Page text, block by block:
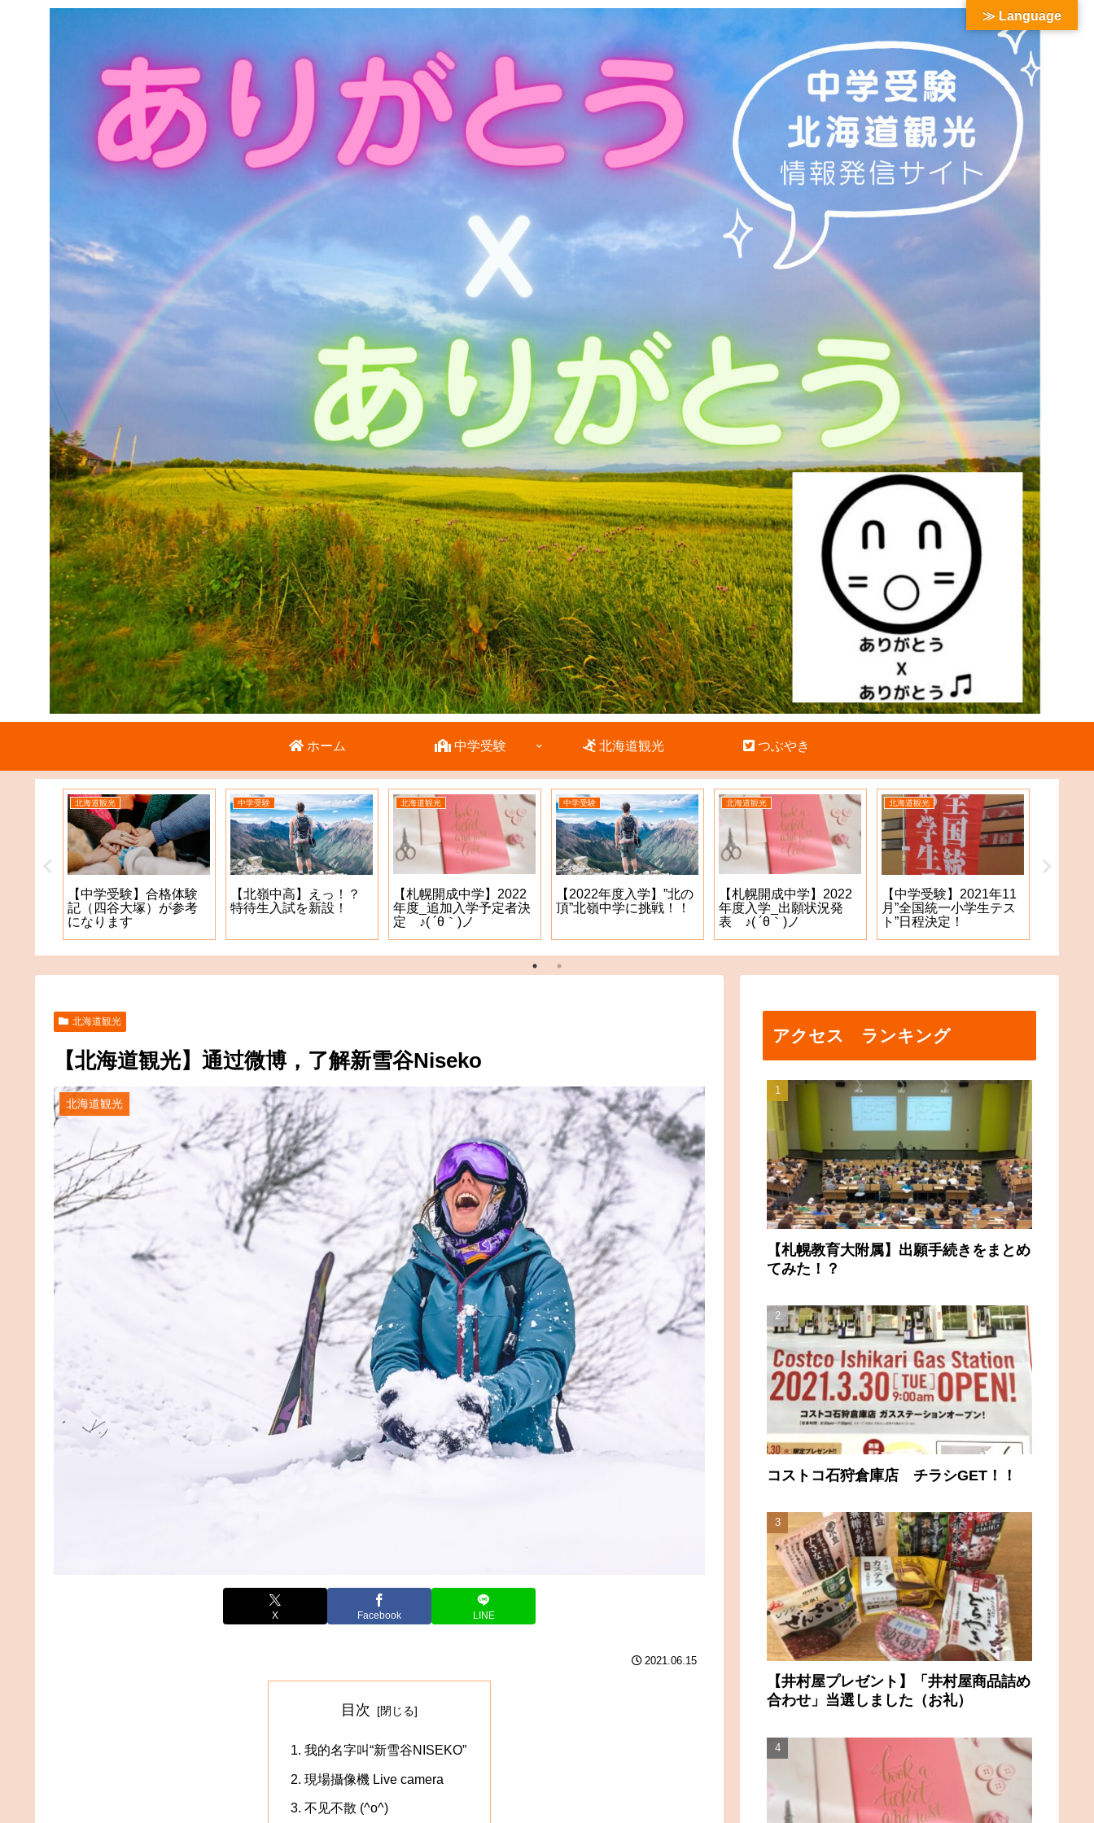
ホーム 中学受験 北海道観光 つぶやき
中学受験
【札幌教育大附属】出
願手続きをまとめてみ
た！？
中学受験
【2022年度入学＿札幌
開成中学】出願手続き
北海道観光
【札幌に登場！】ぎょ
うざの自動販売機（ぎ
ょうざの宝永）
北海道観光
【コストコ石狩倉庫
店】タイヤが安い！4本
北海道観光
【金購入】コストコ石
狩倉庫店 ゴールドが
安い！？
北海道観光
コストコ石狩倉庫店
チラシGET(2)!!
北海道観光
【北海道観光】通过微博，了解新雪谷Niseko
北海道観光
X Facebook LINE
2021.06.15
目次
我的名字叫“新雪谷NISEKO”
現場攝像機 Live camera
不见不散 (^o^)
アクセス ランキング
【札幌教育大附属】出願手続きをまとめ
てみた！？
コストコ石狩倉庫店 チラシGET！！
【井村屋プレゼント】「井村屋商品詰め
合わせ」当選しました（お礼）
≫ Language